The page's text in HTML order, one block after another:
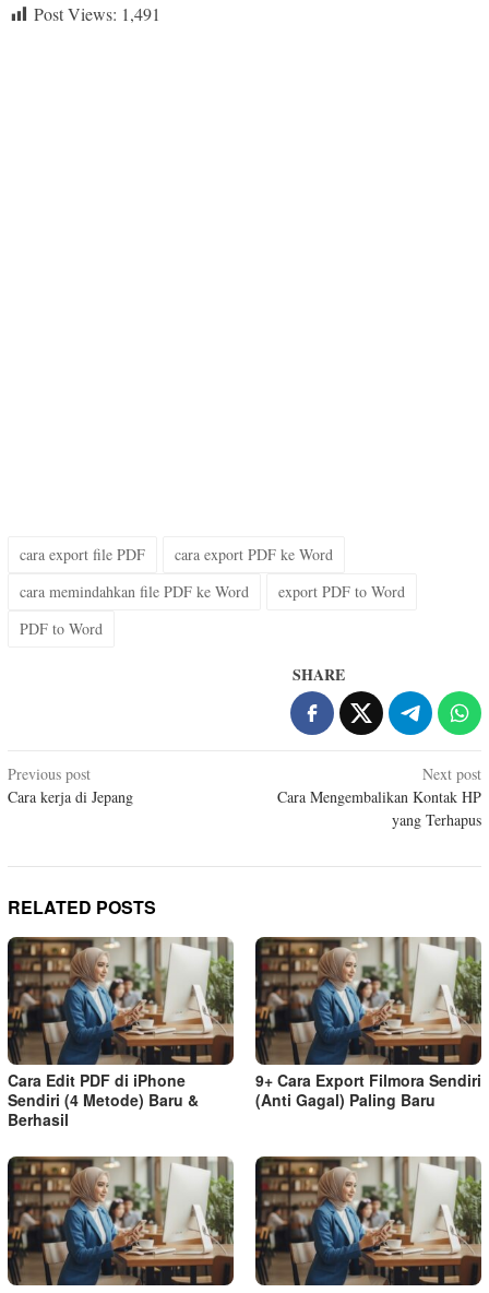
Post Views: 1,491
cara export file PDF
cara export PDF ke Word
cara memindahkan file PDF ke Word
export PDF to Word
PDF to Word
SHARE
Post
navigation
Previous post
Cara kerja di Jepang
Next post
Cara Mengembalikan Kontak HP
yang Terhapus
RELATED POSTS
Cara Edit PDF di iPhone
Sendiri (4 Metode) Baru &
Berhasil
9+ Cara Export Filmora Sendiri
(Anti Gagal) Paling Baru